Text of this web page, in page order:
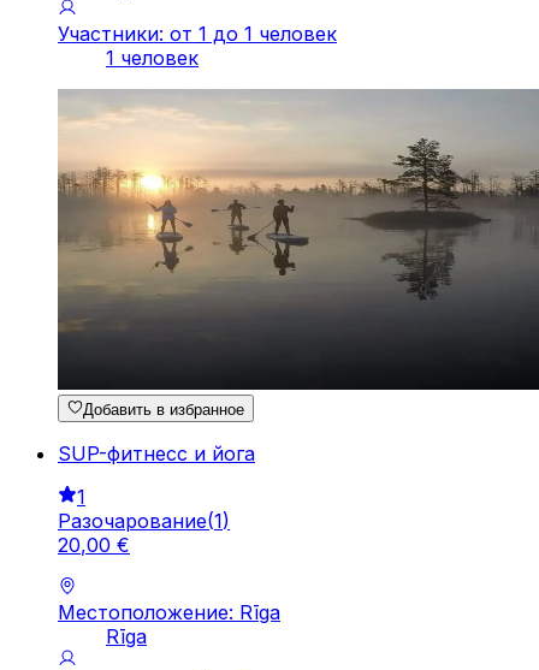
Участники: от 1 до 1 человек
1 человек
Добавить в избранное
SUP-фитнесс и йога
1
Разочарование(1)
20,00 €
Местоположение: Rīga
Rīga